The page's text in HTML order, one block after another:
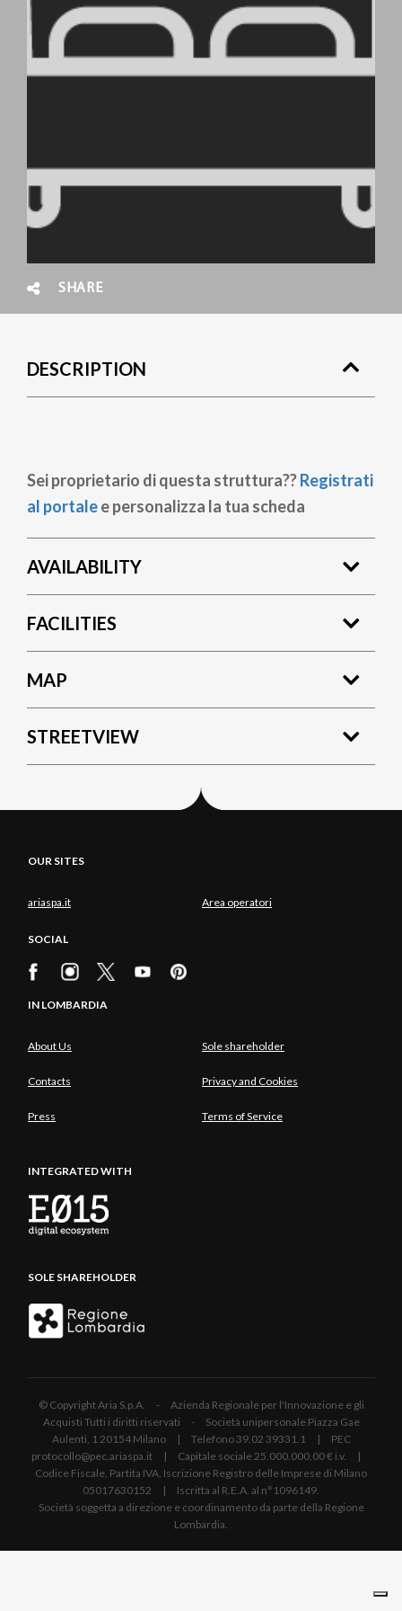
SHARE
DESCRIPTION
Sei proprietario di questa struttura??Registrati
al portalee personalizza la tua scheda
AVAILABILITY
FACILITIES
MAP
STREETVIEW
OUR SITES
ariaspa.it Area operatori
SOCIAL
IN LOMBARDIA
About Us Sole shareholder
Contacts Privacy and Cookies
Press Terms of Service
INTEGRATED WITH
SOLE SHAREHOLDER
© Copyright Aria S.p.A. - Azienda Regionale per l'Innovazione e gli
Acquisti Tutti i diritti riservati - Società unipersonale Piazza Gae
Aulenti, 1 20154 Milano | Telefono 39.02 39331.1 | PEC
protocollo@pec.ariaspa.it | Capitale sociale 25.000.000,00 € i.v. |
Codice Fiscale, Partita IVA, Iscrizione Registro delle Imprese di Milano
05017630152 | Iscritta al R.E.A. al n°1096149.
Società soggetta a direzione e coordinamento da parte della Regione
Lombardia.